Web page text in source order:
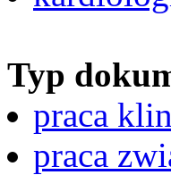
Typ
praca
praca